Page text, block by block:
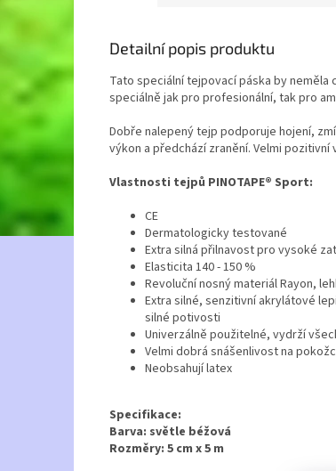
Detailní popis produktu
Tato speciální tejpovací páska by
speciálně jak pro profesionální, tak pro
Dobře nalepený tejp podporuje hojení,
výkon a předchází zranění. Velmi
Vlastnosti tejpů PINOTAPE® Sport:
CE
Dermatologicky testované
Extra silná přilnavost pro vysoké
Elasticita 140 - 150 %
Revoluční nosný materiál Rayon,
Extra silné, senzitivní akrylátové
silné potivosti
Univerzálně použitelné, vydrží
Velmi dobrá snášenlivost na
Neobsahují latex
Specifikace:
Barva: světle béžová
Rozměry: 5 cm x 5 m